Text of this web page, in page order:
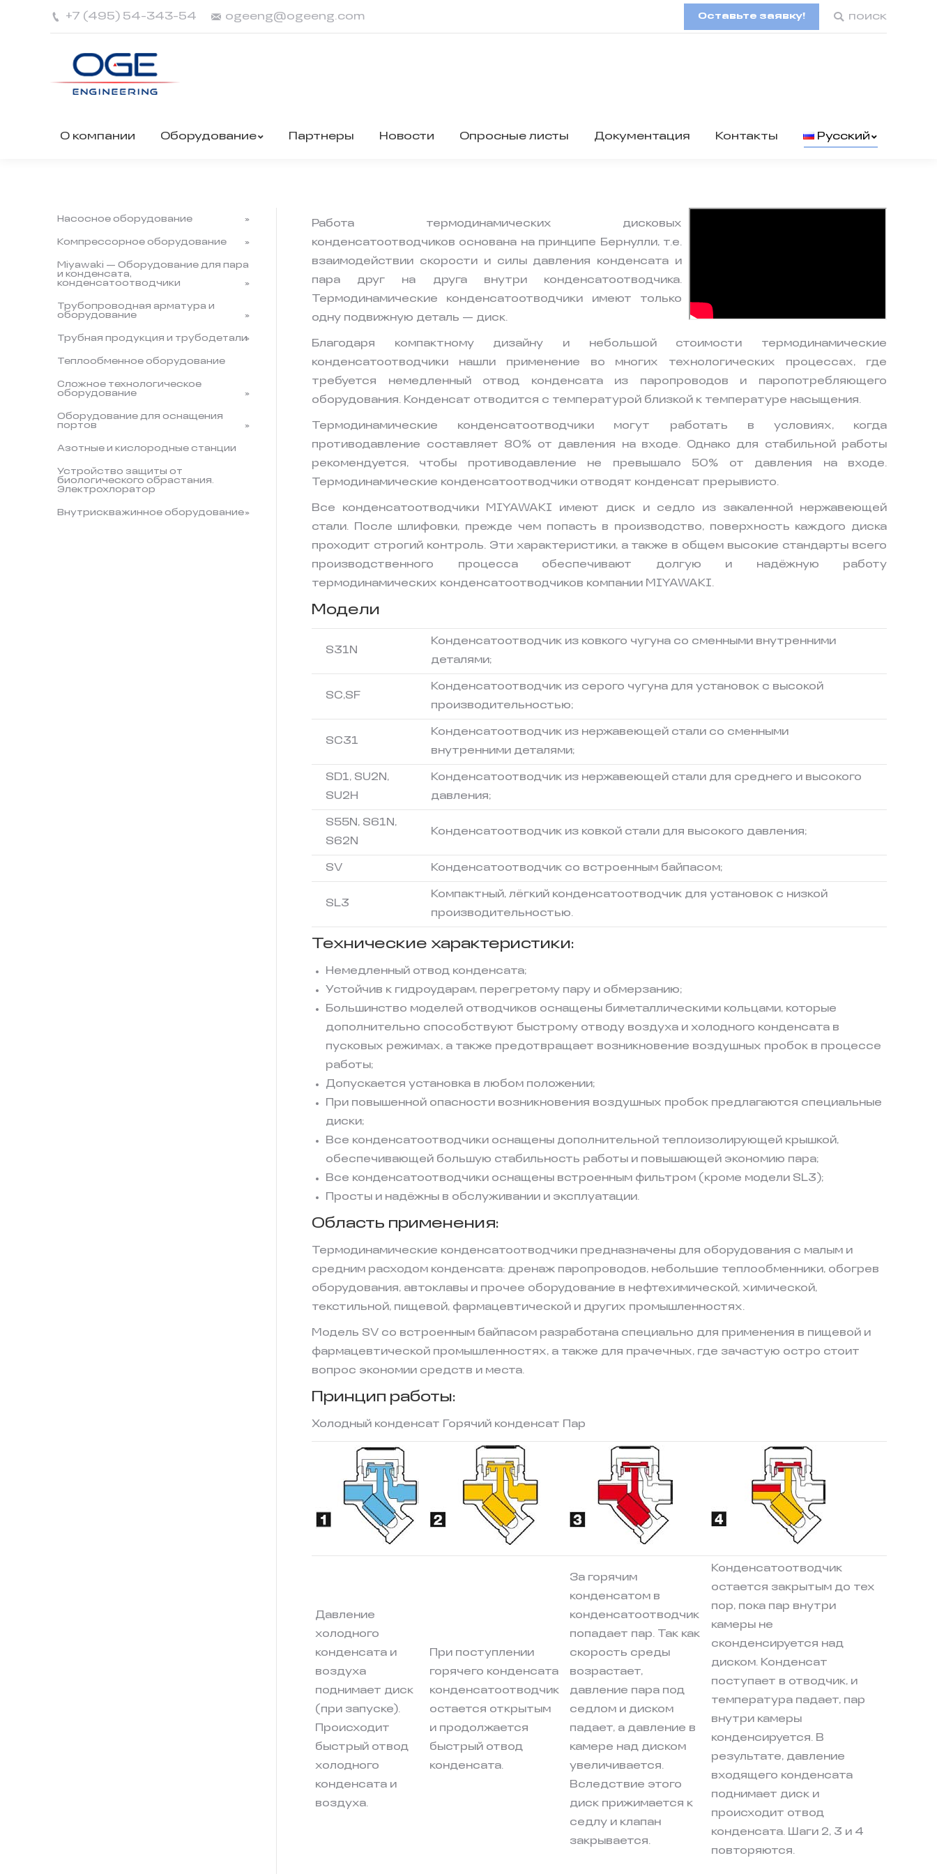
+7 (495) 54-343-54 ogeeng@ogeeng.com Оставьте заявку! Поиск:
поиск
О компании Оборудование Партнеры Новости Опросные листы Документация Контакты Русский
Работа термодинамических дисковых
конденсатоотводчиков основана на принципе Бернулли, т.е.
взаимодействии скорости и силы давления конденсата и
пара друг на друга внутри конденсатоотводчика.
Термодинамические конденсатоотводчики имеют только
одну подвижную деталь — диск.
Благодаря компактному дизайну и небольшой стоимости термодинамические
конденсатоотводчики нашли применение во многих технологических процессах, где
требуется немедленный отвод конденсата из паропроводов и паропотребляющего
оборудования. Конденсат отводится с температурой близкой к температуре насыщения.
Термодинамические конденсатоотводчики могут работать в условиях, когда
противодавление составляет 80% от давления на входе. Однако для стабильной работы
рекомендуется, чтобы противодавление не превышало 50% от давления на входе.
Термодинамические конденсатоотводчики отводят конденсат прерывисто.
Все конденсатоотводчики MIYAWAKI имеют диск и седло из закаленной нержавеющей
стали. После шлифовки, прежде чем попасть в производство, поверхность каждого диска
проходит строгий контроль. Эти характеристики, а также в общем высокие стандарты всего
производственного процесса обеспечивают долгую и надёжную работу
термодинамических конденсатоотводчиков компании MIYAWAKI.
Модели
S31N
Конденсатоотводчик из ковкого чугуна со сменными внутренними
деталями;
SC,SF
Конденсатоотводчик из серого чугуна для установок с высокой
производительностью;
SC31
Конденсатоотводчик из нержавеющей стали со сменными
внутренними деталями;
SD1, SU2N,
SU2H
Конденсатоотводчик из нержавеющей стали для среднего и высокого
давления;
S55N, S61N,
S62N
Конденсатоотводчик из ковкой стали для высокого давления;
SV Конденсатоотводчик со встроенным байпасом;
SL3
Компактный, лёгкий конденсатоотводчик для установок с низкой
производительностью.
Технические характеристики:
Немедленный отвод конденсата;
Устойчив к гидроударам, перегретому пару и обмерзанию;
Большинство моделей отводчиков оснащены биметаллическими кольцами, которые
дополнительно способствуют быстрому отводу воздуха и холодного конденсата в
пусковых режимах, а также предотвращает возникновение воздушных пробок в процессе
работы;
Допускается установка в любом положении;
При повышенной опасности возникновения воздушных пробок предлагаются специальные
диски;
Все конденсатоотводчики оснащены дополнительной теплоизолирующей крышкой,
обеспечивающей большую стабильность работы и повышающей экономию пара;
Все конденсатоотводчики оснащены встроенным фильтром (кроме модели SL3);
Просты и надёжны в обслуживании и эксплуатации.
Область применения:
Термодинамические конденсатоотводчики предназначены для оборудования с малым и
средним расходом конденсата: дренаж паропроводов, небольшие теплообменники, обогрев
оборудования, автоклавы и прочее оборудование в нефтехимической, химической,
текстильной, пищевой, фармацевтической и других промышленностях.
Модель SV со встроенным байпасом разработана специально для применения в пищевой и
фармацевтической промышленностях, а также для прачечных, где зачастую остро стоит
вопрос экономии средств и места.
Принцип работы:
Холодный конденсат Горячий конденсат Пар
Давление
холодного
конденсата и
воздуха
поднимает диск
(при запуске).
Происходит
быстрый отвод
холодного
конденсата и
воздуха.
При поступлении
горячего конденсата
конденсатоотводчик
остается открытым
и продолжается
быстрый отвод
конденсата.
За горячим
конденсатом в
конденсатоотводчик
попадает пар. Так как
скорость среды
возрастает,
давление пара под
седлом и диском
падает, а давление в
камере над диском
увеличивается.
Вследствие этого
диск прижимается к
седлу и клапан
закрывается.
Конденсатоотводчик
остается закрытым до тех
пор, пока пар внутри
камеры не
сконденсируется над
диском. Конденсат
поступает в отводчик, и
температура падает, пар
внутри камеры
конденсируется. В
результате, давление
входящего конденсата
поднимает диск и
происходит отвод
конденсата. Шаги 2, 3 и 4
повторяются.
Насосное оборудование
Компрессорное оборудование
Miyawaki — Оборудование для пара
и конденсата,
конденсатоотводчики
Трубопроводная арматура и
оборудование
Трубная продукция и трубодетали
Теплообменное оборудование
Сложное технологическое
оборудование
Оборудование для оснащения
портов
Азотные и кислородные станции
Устройство защиты от
биологического обрастания.
Электрохлоратор
Внутрискважинное оборудование